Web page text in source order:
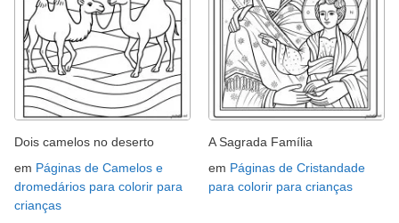
Dois camelos no deserto
em Páginas de Camelos e
dromedários para colorir para
crianças
A Sagrada Família
em Páginas de Cristandade
para colorir para crianças